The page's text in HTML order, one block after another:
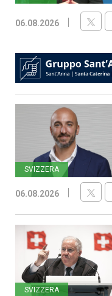
06.08.2026
SVIZZERA
06.08.2026
SVIZZERA